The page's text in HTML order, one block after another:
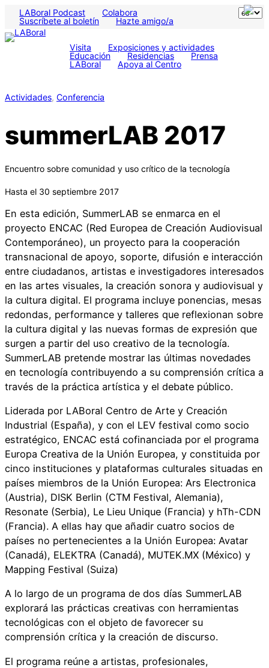
LABoral Podcast
Colabora
Suscríbete al boletín
Hazte amigo/a
Visita
Exposiciones y actividades
Educación
Residencias
Prensa
LABoral
Apoya al Centro
Actividades, Conferencia
summerLAB 2017
Encuentro sobre comunidad y uso crítico de la tecnología
Hasta el 30 septiembre 2017
En esta edición, SummerLAB se enmarca en el
proyecto ENCAC (Red Europea de Creación Audiovisual
Contemporáneo), un proyecto para la cooperación
transnacional de apoyo, soporte, difusión e interacción
entre ciudadanos, artistas e investigadores interesados
en las artes visuales, la creación sonora y audiovisual y
la cultura digital. El programa incluye ponencias, mesas
redondas, performance y talleres que reflexionan sobre
la cultura digital y las nuevas formas de expresión que
surgen a partir del uso creativo de la tecnología.
SummerLAB pretende mostrar las últimas novedades
en tecnología contribuyendo a su comprensión crítica a
través de la práctica artística y el debate público.
Liderada por LABoral Centro de Arte y Creación
Industrial (España), y con el LEV festival como socio
estratégico, ENCAC está cofinanciada por el programa
Europa Creativa de la Unión Europea, y constituida por
cinco instituciones y plataformas culturales situadas en
países miembros de la Unión Europea: Ars Electronica
(Austria), DISK Berlin (CTM Festival, Alemania),
Resonate (Serbia), Le Lieu Unique (Francia) y hTh-CDN
(Francia). A ellas hay que añadir cuatro socios de
países no pertenecientes a la Unión Europea: Avatar
(Canadá), ELEKTRA (Canadá), MUTEK.MX (México) y
Mapping Festival (Suiza)
A lo largo de un programa de dos días SummerLAB
explorará las prácticas creativas con herramientas
tecnológicas con el objeto de favorecer su
comprensión crítica y la creación de discurso.
El programa reúne a artistas, profesionales,